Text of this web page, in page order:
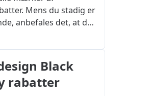
"Sæt ind", det valgte
rabatprisen. Flise
og kampagner
alle produkter på
er tilgængelige på
Her kan du
de Flise design kupon
kampagner, du
du stadig er
anbefales det, at du
elevstatus til at købe
så
muligt inden
få
tilbud på
Black
rabatter